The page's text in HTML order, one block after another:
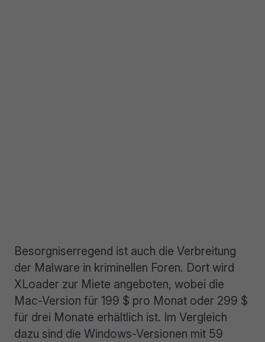
Besorgniserregend ist auch die Verbreitung
der Malware in kriminellen Foren. Dort wird
XLoader zur Miete angeboten, wobei die
Mac-Version für 199 $ pro Monat oder 299 $
für drei Monate erhältlich ist. Im Vergleich
dazu sind die Windows-Versionen mit 59